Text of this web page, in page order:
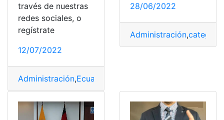
través de nuestras
redes sociales, o
regístrate
12/07/2022
Administración,Ecuador
28/06/2022
Administración,